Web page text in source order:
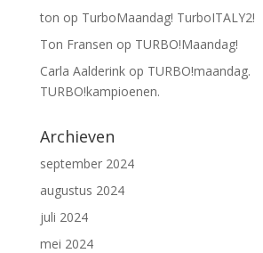
ton op TurboMaandag! TurboITALY2!
Ton Fransen op TURBO!Maandag!
Carla Aalderinkop TURBO!maandag.
TURBO!kampioenen.
Archieven
september 2024
augustus 2024
juli 2024
mei 2024